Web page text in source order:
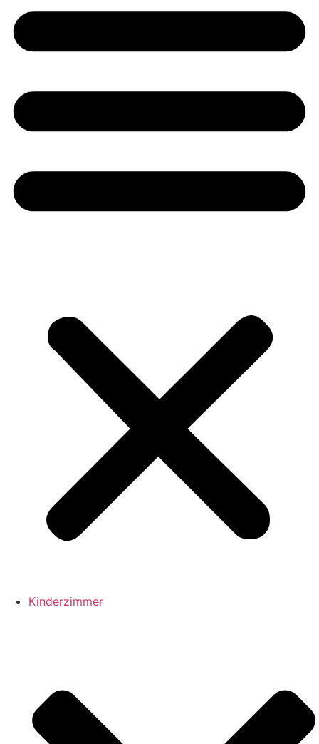
Kinderzimmer